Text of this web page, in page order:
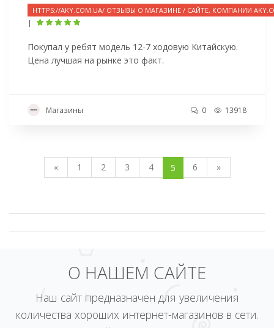
HTTPS://AKY.COM.UA/ ОТЗЫВЫ О МАГАЗИНЕ / САЙТЕ, КОМПАНИИ
|
Покупал у ребят модель 12-7 ходовую Китайскую.
Цена лучшая на рынке это факт.
Магазины 0 13918
« 1 2 3 4 5 6 »
О НАШЕМ САЙТЕ
Наш сайт предназначен для увеличения
количества хороших интернет-магазинов в сети.